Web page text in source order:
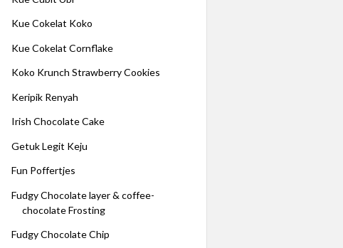
Kue Cokelat Koko
Kue Cokelat Cornflake
Koko Krunch Strawberry Cookies
Keripik Renyah
Irish Chocolate Cake
Getuk Legit Keju
Fun Poffertjes
Fudgy Chocolate layer & coffee-
chocolate Frosting
Fudgy Chocolate Chip